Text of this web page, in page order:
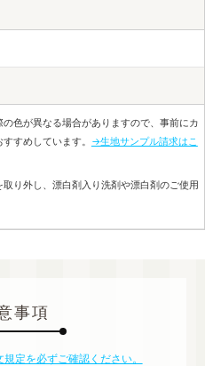
色が異なる場合がありますので、事前にカ
すめしています。 →生地サンプル請求はこ
り外し、漂白剤入り洗剤や漂白剤のご使用
事項
定を必ずご確認ください。